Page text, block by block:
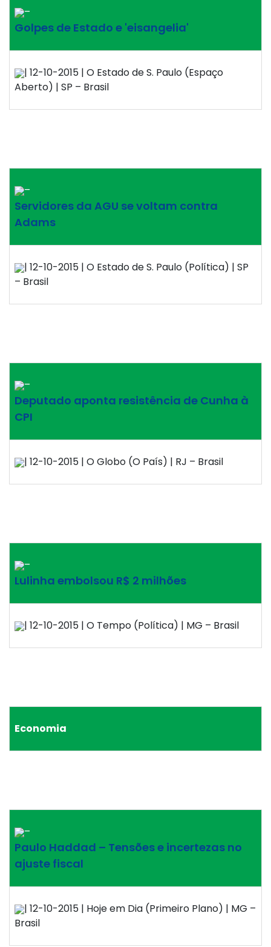
–
Golpes de Estado e 'eisangelia'
| 12-10-2015 | O Estado de S. Paulo (Espaço
Aberto) | SP – Brasil
–
Servidores da AGU se voltam contra
Adams
| 12-10-2015 | O Estado de S. Paulo (Política) | SP
– Brasil
–
Deputado aponta resistência de Cunha à
CPI
| 12-10-2015 | O Globo (O País) | RJ – Brasil
–
Lulinha embolsou R$ 2 milhões
| 12-10-2015 | O Tempo (Política) | MG – Brasil
Economia
–
Paulo Haddad – Tensões e incertezas no
ajuste fiscal
| 12-10-2015 | Hoje em Dia (Primeiro Plano) | MG –
Brasil